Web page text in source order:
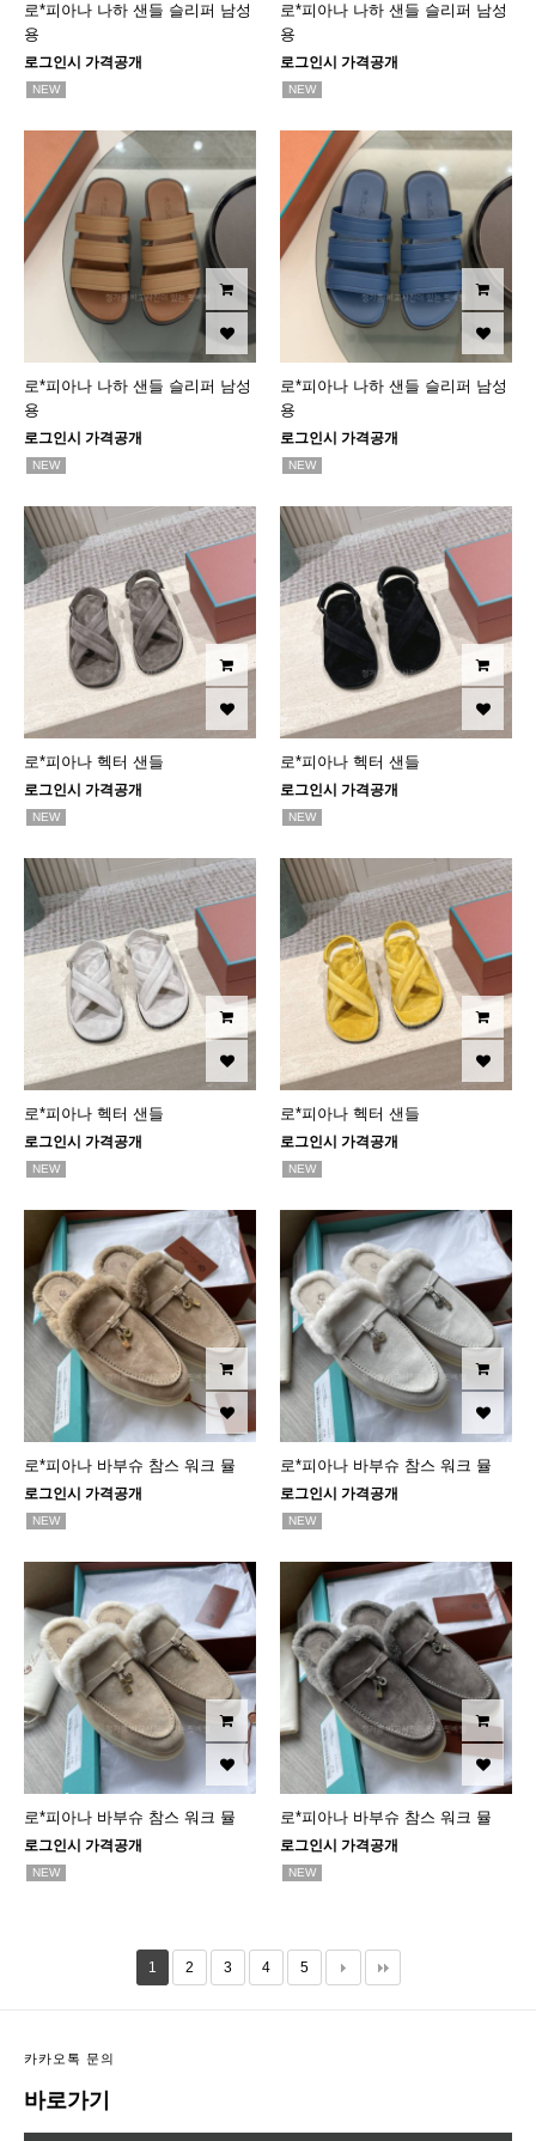
로*피아나 나하 샌들 슬리퍼 남성
용
로그인시 가격공개
NEW
로*피아나 나하 샌들 슬리퍼 남성
용
로그인시 가격공개
NEW
로*피아나 나하 샌들 슬리퍼 남성
용
로그인시 가격공개
NEW
로*피아나 나하 샌들 슬리퍼 남성
용
로그인시 가격공개
NEW
로*피아나 헥터 샌들
로그인시 가격공개
NEW
로*피아나 헥터 샌들
로그인시 가격공개
NEW
로*피아나 헥터 샌들
로그인시 가격공개
NEW
로*피아나 헥터 샌들
로그인시 가격공개
NEW
로*피아나 바부슈 참스 워크 뮬
로그인시 가격공개
NEW
로*피아나 바부슈 참스 워크 뮬
로그인시 가격공개
NEW
로*피아나 바부슈 참스 워크 뮬
로그인시 가격공개
NEW
로*피아나 바부슈 참스 워크 뮬
로그인시 가격공개
NEW
1 2 3 4 5
카카오톡 문의
바로가기